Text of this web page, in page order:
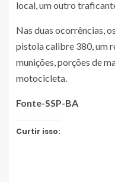
local, um outro
Nas duas ocorrências,
pistola calibre 380, um
munições, porções de
motocicleta.
Fonte-SSP-BA
Curtir isso: